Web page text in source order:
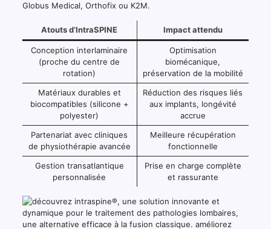
Globus Medical, Orthofix ou K2M.
Atouts d’IntraSPINE Impact attendu
Conception interlaminaire
(proche du centre de
rotation)
Optimisation
biomécanique,
préservation de la mobilité
Matériaux durables et
biocompatibles (silicone +
polyester)
Réduction des risques liés
aux implants, longévité
accrue
Partenariat avec cliniques
de physiothérapie avancée
Meilleure récupération
fonctionnelle
Gestion transatlantique
personnalisée
Prise en charge complète
et rassurante